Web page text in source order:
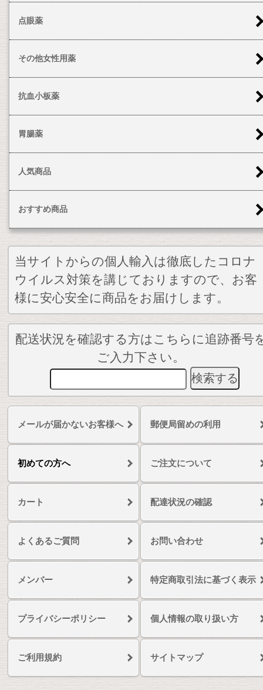
点眼薬
その他女性用薬
抗血小板薬
胃腸薬
人気商品
おすすめ商品
当サイトからの個人輸入は徹底したコロナ
ウイルス対策を講じておりますので、お客
様に安心安全に商品をお届けします。
配送状況を確認する方はこちらに追跡番号
ご入力下さい。
メールが届かないお客様へ 郵便局留めの利用
初めての方へ ご注文について
カート 配達状況の確認
よくあるご質問 お問い合わせ
メンバー 特定商取引法に基づく表示
プライバシーポリシー 個人情報の取り扱い方
ご利用規約 サイトマップ